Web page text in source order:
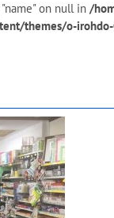
on null in /
themes/o-